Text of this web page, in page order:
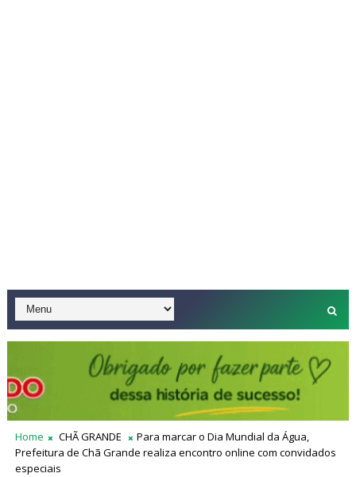
Home CHÃ GRANDE
Para marcar o Dia Mundial da Água,
Prefeitura de Chã Grande realiza encontro online com convidados
especiais